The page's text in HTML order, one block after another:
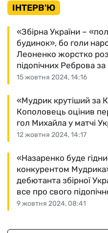
ІНТЕРВ'Ю
15 жовтня 2024, 14:16
«Збірна України –
будинок», бо голи
Леоненко жорстко
підопічних Реброва за
12 жовтня 2024, 14:17
«Мудрик крутіший за
Кополовець оцінив
гол Михайла у матчі
9 жовтня 2024, 08:41
«Назаренко буде
конкурентом
дебютанта збірної
все про свого